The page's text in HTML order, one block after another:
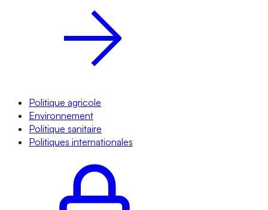
Politique agricole
Environnement
Politique sanitaire
Politiques internationales